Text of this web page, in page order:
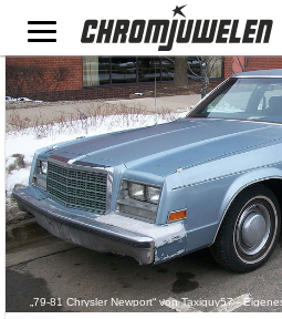
„79-81 Chrysler Newport“ von Taxiguy57 -
Wikimedia Commons -